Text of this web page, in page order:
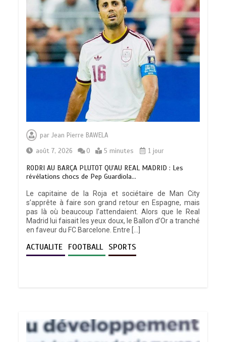
parJean Pierre BAWELA
août 7, 2026
0 5 minutes 1 jour
RODRI AU BARÇA PLUTOT QU’AU REAL MADRID : Les
révélations chocs de Pep Guardiola…
Le capitaine de la Roja et sociétaire de Man City
s’apprête à faire son grand retour en Espagne, mais
pas là où beaucoup l’attendaient. Alors que le Real
Madrid lui faisait les yeux doux, le Ballon d’Or a tranché
en faveur du FC Barcelone. Entre […]
ACTUALITE FOOTBALL SPORTS